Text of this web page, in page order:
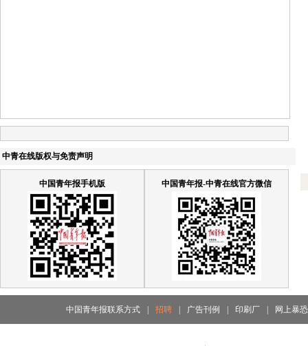
中青在线版权与免责声明
中国青年报手机版 中国青年报-中青在线官方微信
中国青年报联系方式 招聘 广告刊例 印刷厂 网上暴